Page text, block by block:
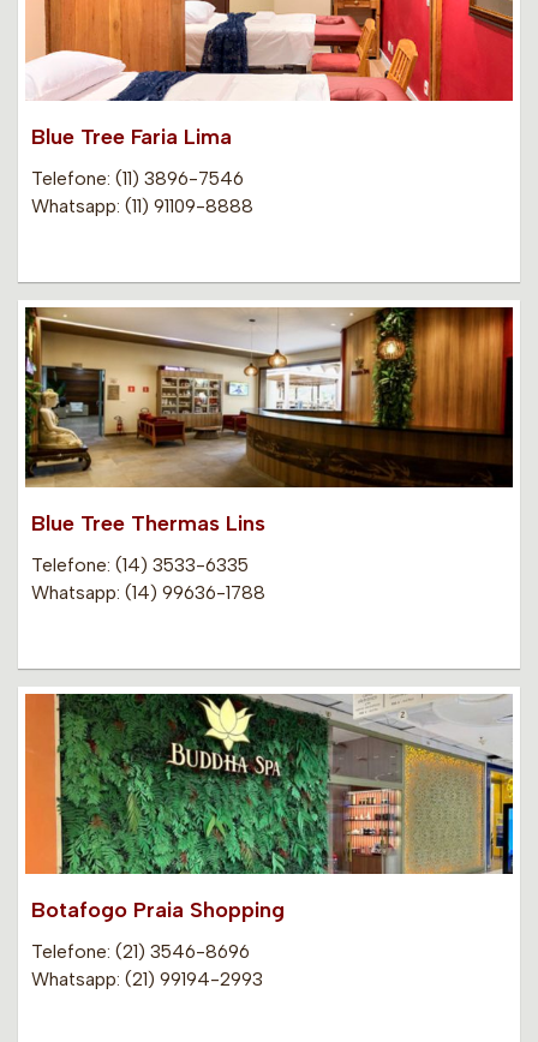
Blue Tree Faria Lima
Telefone: (11) 3896-7546
Whatsapp: (11) 91109-8888
Blue Tree Thermas Lins
Telefone: (14) 3533-6335
Whatsapp: (14) 99636-1788
Botafogo Praia Shopping
Telefone: (21) 3546-8696
Whatsapp: (21) 99194-2993